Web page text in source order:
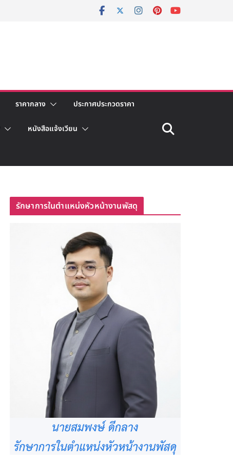
ราคากลาง ประกาศประกวดราคา
หนังสือแจ้งเวียน
รักษาการในตำแหน่งหัวหน้างานพัสดุ